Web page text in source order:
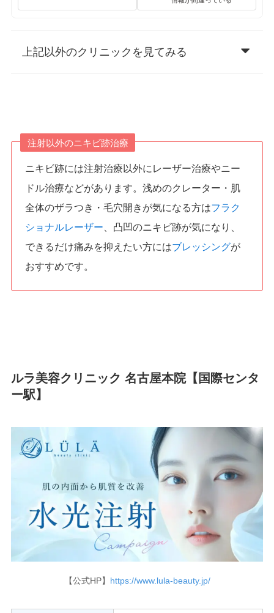
上記以外のクリニックを見てみる
注射以外のニキビ跡治療
ニキビ跡には注射治療以外にレーザー治療やニー
ドル治療などがあります。浅めのクレーター・肌
全体のザラつき・毛穴開きが気になる方はフラク
ショナルレーザー 、凸凹のニキビ跡が気になり、
できるだけ痛みを抑えたい方にはブレッシングが
おすすめです。
ルラ美容クリニック 名古屋本院【国際センタ
ー駅】
【公式HP】 https://www.lula-beauty.jp/